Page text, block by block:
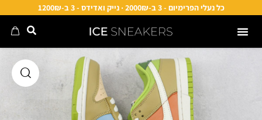
כל נעלי הפרימיום - 3 ב-2000₪ · נייק ואדידס - 3 ב-1200₪